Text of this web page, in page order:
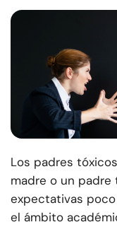
Los padres
madre o un padre
expectativas poco
el ámbito